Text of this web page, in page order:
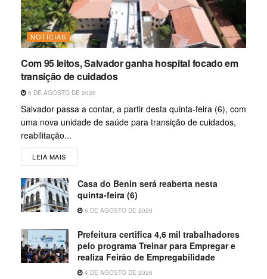
NOTÍCIAS
Com 95 leitos, Salvador ganha hospital focado em
transição de cuidados
6 DE AGOSTO DE 2026
Salvador passa a contar, a partir desta quinta-feira (6), com
uma nova unidade de saúde para transição de cuidados,
reabilitação...
LEIA MAIS
Casa do Benin será reaberta nesta
quinta-feira (6)
6 DE AGOSTO DE 2026
Prefeitura certifica 4,6 mil trabalhadores
pelo programa Treinar para Empregar e
realiza Feirão de Empregabilidade
4 DE AGOSTO DE 2026